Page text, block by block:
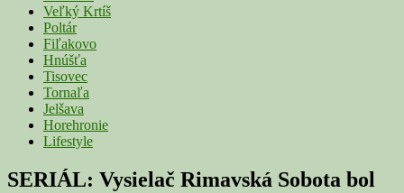
Veľký Krtíš
Poltár
Fiľakovo
Hnúšťa
Tisovec
Tornaľa
Jelšava
Horehronie
Lifestyle
SERIÁL: Vysielač Rimavská Sobota bol